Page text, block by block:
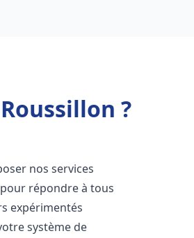
?
nos services
pour répondre à tous
expérimentés
système de